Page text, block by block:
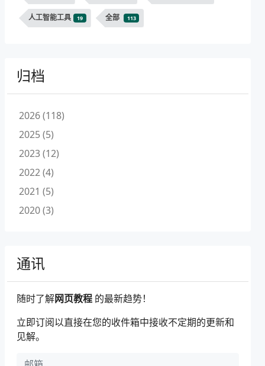
人工智能工具 19 全部 113
归档
2026 (118)
2025 (5)
2023 (12)
2022 (4)
2021 (5)
2020 (3)
通讯
随时了解网页教程 的最新趋势！
立即订阅以直接在您的收件箱中接收不定期的更新和
见解。